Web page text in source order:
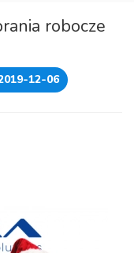
robocze
12-06